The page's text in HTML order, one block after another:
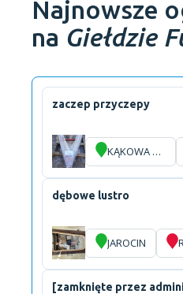
Najnowsze
na Giełdzie
zaczep przyczepy
KĄKOWA WOLA
dębowe lustro
JAROCIN
[zamknięte przez